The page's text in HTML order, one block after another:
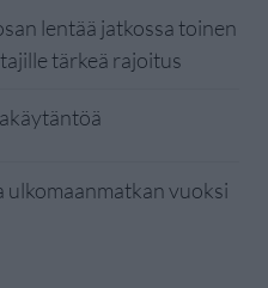
lentää jatkossa toinen
tärkeä rajoitus
ulkomaanmatkan vuoksi